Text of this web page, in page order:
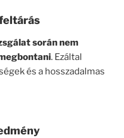
során nem
. Ezáltal
és a hosszadalmas